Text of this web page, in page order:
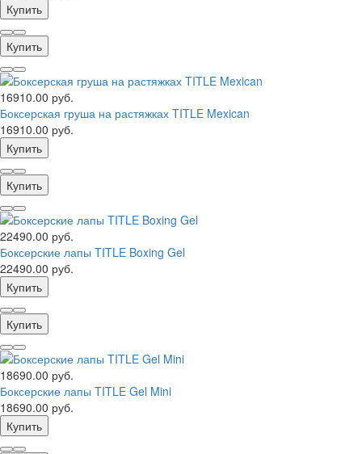
Купить
Купить
16910.00 руб.
Боксерская груша на растяжках TITLE Mexican
16910.00 руб.
Купить
Купить
22490.00 руб.
Боксерские лапы TITLE Boxing Gel
22490.00 руб.
Купить
Купить
18690.00 руб.
Боксерские лапы TITLE Gel Mini
18690.00 руб.
Купить